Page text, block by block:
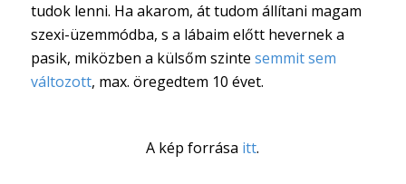
tudok lenni. Ha akarom, át tudom állítani magam
szexi-üzemmódba, s a lábaim előtt hevernek a
pasik, miközben a külsőm szinte semmit sem
változott, max. öregedtem 10 évet.
A kép forrása itt.